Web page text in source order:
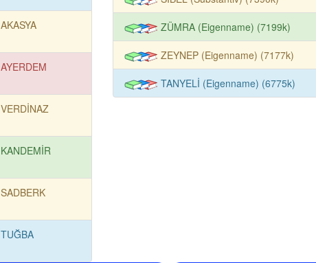
AKASYA
AYERDEM
VERDİNAZ
KANDEMİR
SADBERK
TUĞBA
ZÜMRA (Eigenname) (7199k)
ZEYNEP (Eigenname) (7177k)
TANYELİ (Eigenname) (6775k)